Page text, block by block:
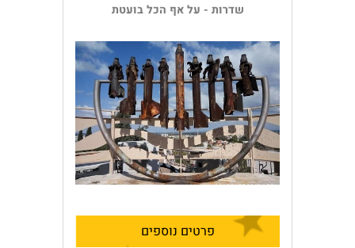
שדרות - על אף הכל בועטת
פרטים נוספים